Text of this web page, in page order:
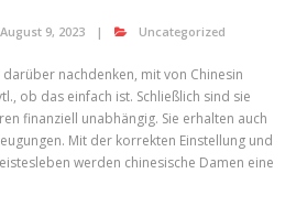
August 9, 2023 Uncategorized
nachdenken, mit von Chinesin
ob das einfach ist. Schließlich sind sie
finanziell unabhängig. Sie erhalten auch
Mit der korrekten Einstellung und
werden chinesische Damen eine